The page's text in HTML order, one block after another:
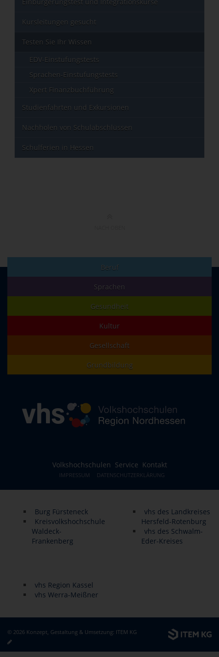
Kursleitungen gesucht
Testen Sie Ihr Wissen
EDV-Einstufungstests
Sprachen-Einstufungstests
Xpert Finanzbuchführung
Studienfahrten und Exkursionen
Nachholen von Schulabschlüssen
Schulferien in Hessen
Beruf
Sprachen
Gesundheit
Kultur
Gesellschaft
Grundbildung
Volkshochschulen Service Kontakt
IMPRESSUM DATENSCHUTZERKLÄRUNG
Burg Fürsteneck
Kreisvolkshochschule
Waldeck-
Frankenberg
vhs des Landkreises
Hersfeld-Rotenburg
vhs des Schwalm-
Eder-Kreises
vhs Region Kassel
vhs Werra-Meißner
© 2026 Konzept, Gestaltung & Umsetzung: ITEM KG